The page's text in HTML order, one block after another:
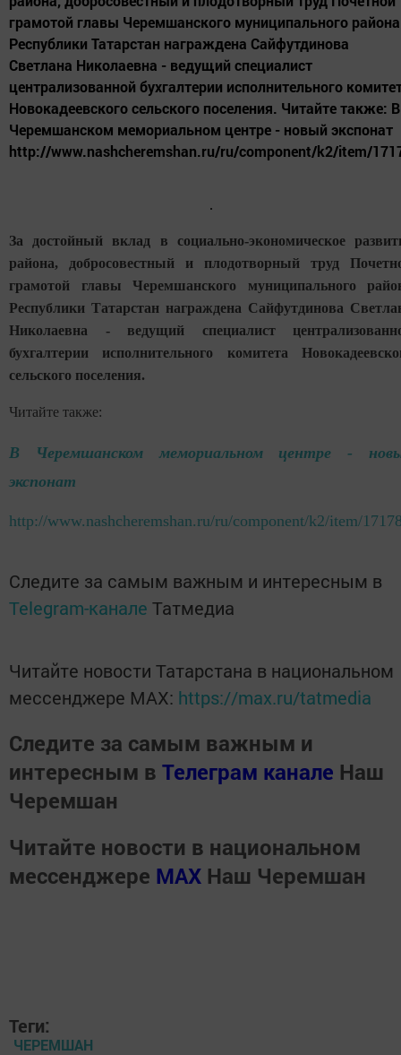
грамотой главы Черемшанского муниципального района
Республики Татарстан награждена Сайфутдинова
Светлана Николаевна - ведущий специалист
централизованной бухгалтерии исполнительного
Новокадеевского сельского поселения. Читайте также: В
Черемшанском мемориальном центре - новый экспонат
http://www.nashcheremshan.ru/ru/component/k2/item/
За достойный вклад в социально-экономическое
района, добросовестный и плодотворный труд
грамотой главы Черемшанского муниципального
Республики Татарстан награждена Сайфутдинова
Николаевна - ведущий специалист
бухгалтерии исполнительного комитета
сельского поселения.
Читайте также:
В Черемшанском мемориальном центре -
экспонат
http://www.nashcheremshan.ru/ru/component/k2/item/
Следите за самым важным и интересным в
Telegram-канале Татмедиа
Читайте новости Татарстана в национальном
мессенджере MАХ: https://max.ru/tatmedia
Следите за самым важным и
интересным в Телеграм канале Наш
Черемшан
Читайте новости в национальном
мессенджере MАХ Наш Черемшан
Теги:
ЧЕРЕМШАН